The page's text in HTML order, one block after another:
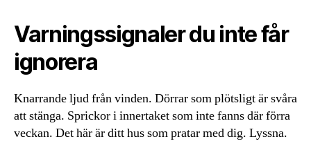
Varningssignaler du inte får
ignorera
Knarrande ljud från vinden. Dörrar som plötsligt är svåra
att stänga. Sprickor i innertaket som inte fanns där förra
veckan. Det här är ditt hus som pratar med dig. Lyssna.